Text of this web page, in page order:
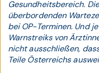
Gesundheitsbereich.
überbordenden
bei OP-Terminen. Und
Warnstreiks von
nicht ausschließen,
Teile Österreichs